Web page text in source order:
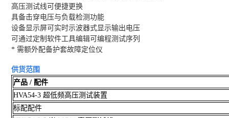
高压测试线可便捷更换
具备击穿电压与负载检测功能
设备显示屏可实时示波器式显示输出电压
可通过定制软件工具编辑可编程测试序列
* 需额外配备护套故障定位仪
供货范围
产品 / 配件
HVA54-3 超低频高压测试装置
标配配件